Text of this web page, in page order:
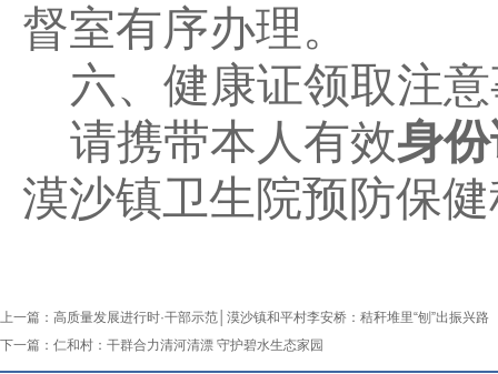
督室有序办理。
六、健康证领取注
请携带本人有效身
漠沙镇卫生院预防保
上一篇： 高质量发展进行时·干部示范│漠沙镇和平村李安桥：秸秆堆里“刨”出振兴路
下一篇： 仁和村：干群合力清河清漂 守护碧水生态家园